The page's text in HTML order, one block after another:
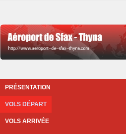
PRÉSENTATION
VOLS DÉPART
VOLS ARRIVÉE